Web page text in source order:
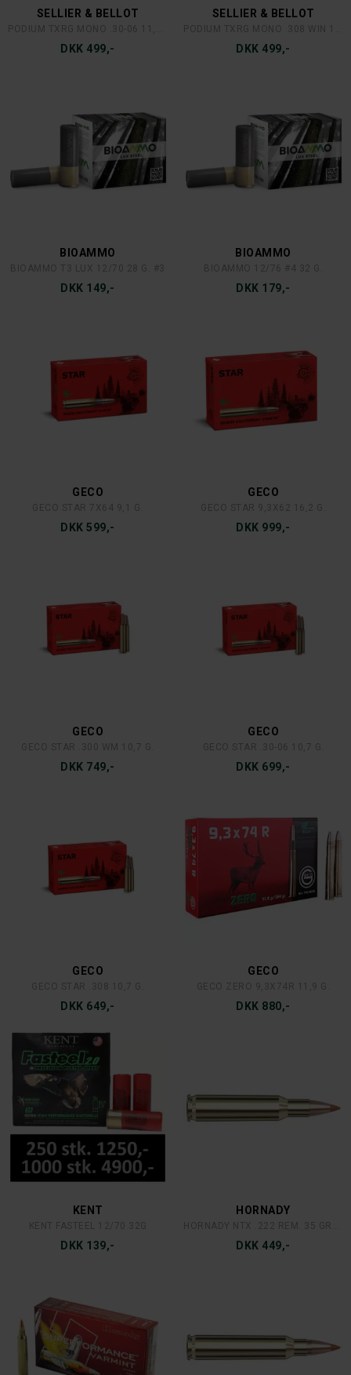
SELLIER & BELLOT
DKK 499,-
SELLIER & BELLOT
DKK 499,-
BIOAMMO
DKK 149,-
BIOAMMO
DKK 179,-
GECO
DKK 599,-
GECO
DKK 999,-
GECO
DKK 749,-
GECO
DKK 699,-
GECO
DKK 649,-
GECO
DKK 880,-
KENT
DKK 139,-
HORNADY
DKK 449,-